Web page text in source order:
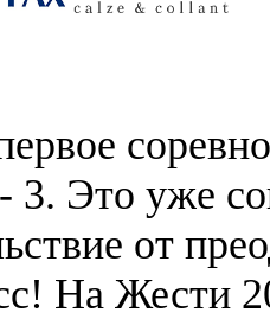
3. Это уже
от
На Жести